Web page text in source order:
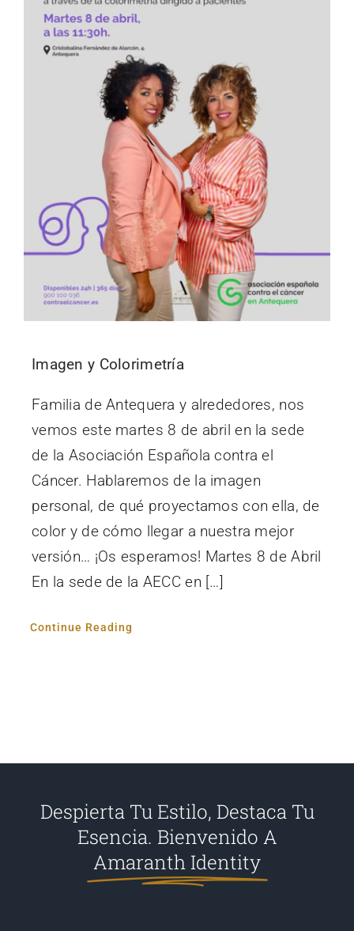
Imagen y Colorimetría
Familia de Antequera y alrededores, nos
vemos este martes 8 de abril en la sede
de la Asociación Española contra el
Cáncer. Hablaremos de la imagen
personal, de qué proyectamos con ella, de
color y de cómo llegar a nuestra mejor
versión… ¡Os esperamos! Martes 8 de Abril
En la sede de la AECC en […]
Continue Reading
Despierta Tu Estilo, Destaca Tu
Esencia. Bienvenido A
Amaranth Identity